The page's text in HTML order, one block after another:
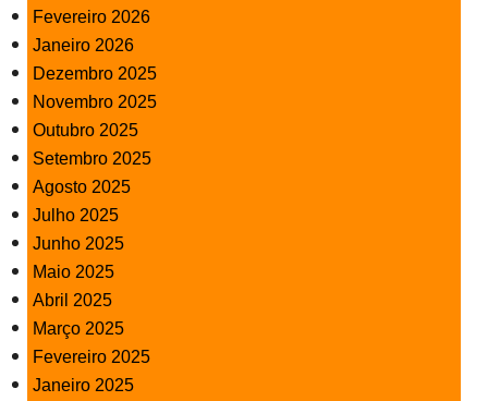
Fevereiro 2026
Janeiro 2026
Dezembro 2025
Novembro 2025
Outubro 2025
Setembro 2025
Agosto 2025
Julho 2025
Junho 2025
Maio 2025
Abril 2025
Março 2025
Fevereiro 2025
Janeiro 2025